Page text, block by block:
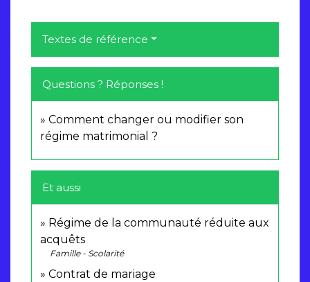
Textes de référence
Questions ? Réponses !
Comment changer ou modifier son
régime matrimonial ?
Et aussi
Régime de la communauté réduite aux
acquêts
Famille - Scolarité
Contrat de mariage